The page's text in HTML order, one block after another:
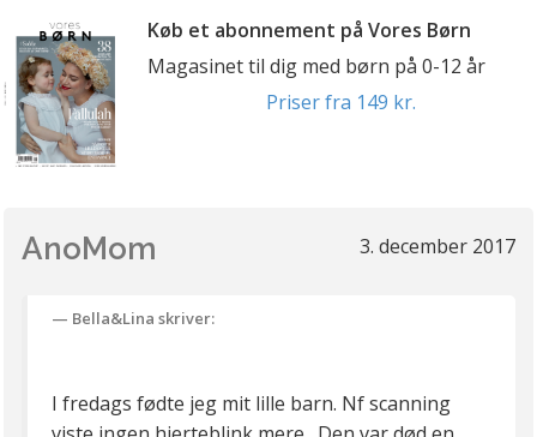
Køb et abonnement på Vores Børn
Magasinet til dig med børn på 0-12 år
Priser fra 149 kr.
3. december 2017
AnoMom
Bella&Lina skriver:
I fredags fødte jeg mit lille barn. Nf scanning